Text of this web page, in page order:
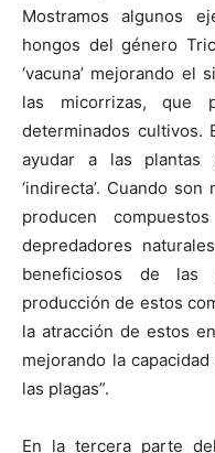
Mostramos algunos
hongos del género
‘vacuna’ mejorando el
las micorrizas, que
determinados cultivos.
ayudar a las plantas
‘indirecta’. Cuando
producen
depredadores
beneficiosos de las
producción de estos
la atracción de estos
mejorando la
las plagas”.
En la tercera parte